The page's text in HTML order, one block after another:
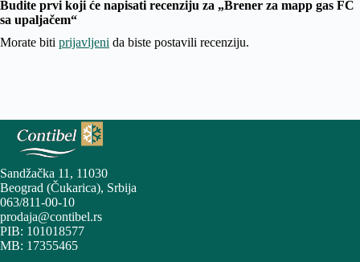
Budite prvi koji će napisati recenziju za „Brener za mapp gas FC
sa upaljačem“
Morate biti prijavljeni da biste postavili recenziju.
Sandžačka 11, 11030
Beograd (Čukarica), Srbija
063/811-00-10
prodaja@contibel.rs
PIB: 101018577
MB: 17355465